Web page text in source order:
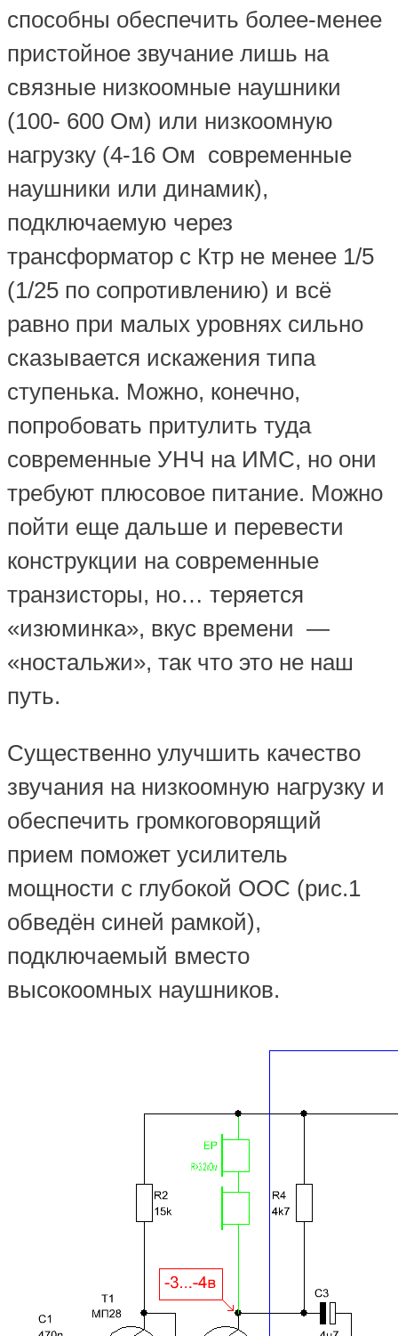
способны обеспечить более-менее
пристойное звучание лишь на
связные низкоомные наушники
(100- 600 Ом) или низкоомную
нагрузку (4-16 Ом современные
наушники или динамик),
подключаемую через
трансформатор с Ктр не менее 1/5
(1/25 по сопротивлению) и всё
равно при малых уровнях сильно
сказывается искажения типа
ступенька. Можно, конечно,
попробовать притулить туда
современные УНЧ на ИМС, но они
требуют плюсовое питание. Можно
пойти еще дальше и перевести
конструкции на современные
транзисторы, но… теряется
«изюминка», вкус времени —
«ностальжи», так что это не наш
путь.
Существенно улучшить качество
звучания на низкоомную нагрузку и
обеспечить громкоговорящий
прием поможет усилитель
мощности с глубокой ООС (рис.1
обведён синей рамкой),
подключаемый вместо
высокоомных наушников.